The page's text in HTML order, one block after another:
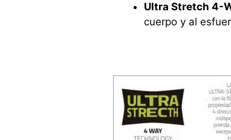
Ultra Stretch 4-
cuerpo y al